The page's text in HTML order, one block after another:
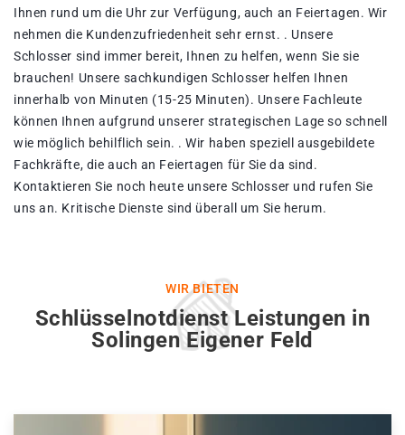
Ihnen rund um die Uhr zur Verfügung, auch an Feiertagen. Wir
nehmen die Kundenzufriedenheit sehr ernst. . Unsere
Schlosser sind immer bereit, Ihnen zu helfen, wenn Sie sie
brauchen! Unsere sachkundigen Schlosser helfen Ihnen
innerhalb von Minuten (15-25 Minuten). Unsere Fachleute
können Ihnen aufgrund unserer strategischen Lage so schnell
wie möglich behilflich sein. . Wir haben speziell ausgebildete
Fachkräfte, die auch an Feiertagen für Sie da sind.
Kontaktieren Sie noch heute unsere Schlosser und rufen Sie
uns an. Kritische Dienste sind überall um Sie herum.
WIR BIETEN
Schlüsselnotdienst Leistungen in
Solingen Eigener Feld